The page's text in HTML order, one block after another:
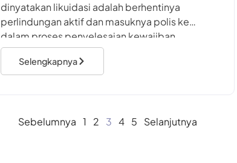
dinyatakan likuidasi adalah berhentinya
perlindungan aktif dan masuknya polis ke
dalam proses penyelesaian kewajiban.
Pemegang polis tidak lagi mendapatkan
manfaat proteksi seperti biasa, tetapi
Selengkapnya
Sebelumnya 1 2 3 4 5 Selanjutnya